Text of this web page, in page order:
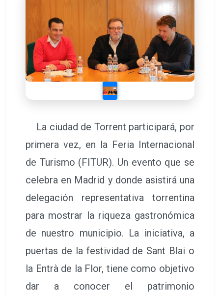
La ciudad de Torrent participará, por
primera vez, en la Feria Internacional
de Turismo (FITUR). Un evento que se
celebra en Madrid y donde asistirá una
delegación representativa torrentina
para mostrar la riqueza gastronómica
de nuestro municipio. La iniciativa, a
puertas de la festividad de Sant Blai o
la Entrà de la Flor, tiene como objetivo
dar a conocer el patrimonio